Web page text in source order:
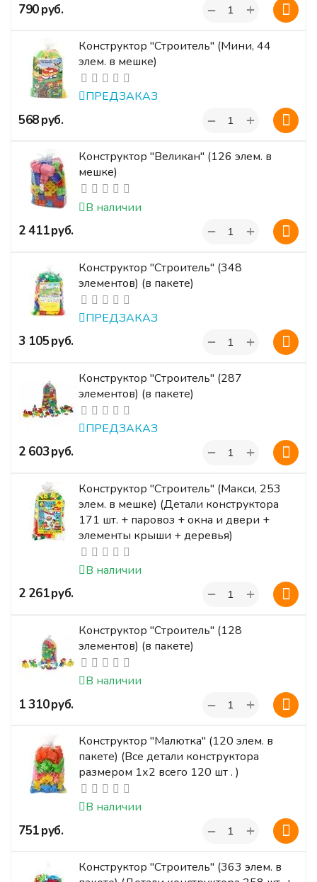
‍790‍руб. +
−
Конструктор "Строитель" (Мини, 44
элем. в мешке)
ПРЕДЗАКАЗ
‍568‍руб. +
−
Конструктор "Великан" (126 элем. в
мешке)
В наличии
‍2 411‍руб. +
−
Конструктор "Строитель" (348
элементов) (в пакете)
ПРЕДЗАКАЗ
‍3 105‍руб. +
−
Конструктор "Строитель" (287
элементов) (в пакете)
ПРЕДЗАКАЗ
‍2 603‍руб. +
−
Конструктор "Строитель" (Макси, 253
элем. в мешке) (Детали конструктора
171 шт. + паровоз + окна и двери +
элементы крыши + деревья)
В наличии
‍2 261‍руб. +
−
Конструктор "Строитель" (128
элементов) (в пакете)
В наличии
‍1 310‍руб. +
−
Конструктор "Малютка" (120 элем. в
пакете) (Все детали конструктора
размером 1х2 всего 120 шт . )
В наличии
‍751‍руб. +
−
Конструктор "Строитель" (363 элем. в